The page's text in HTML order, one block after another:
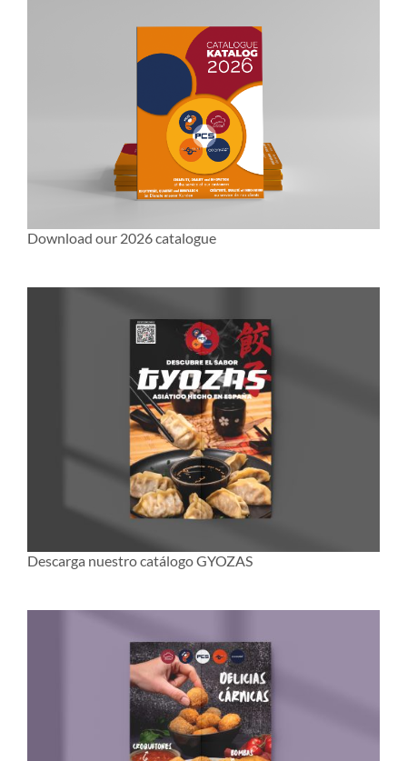
Download our 2026 catalogue
Descarga nuestro catálogo GYOZAS